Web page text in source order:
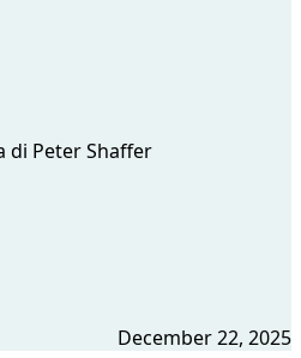
di Peter Shaffer
December 22, 2025